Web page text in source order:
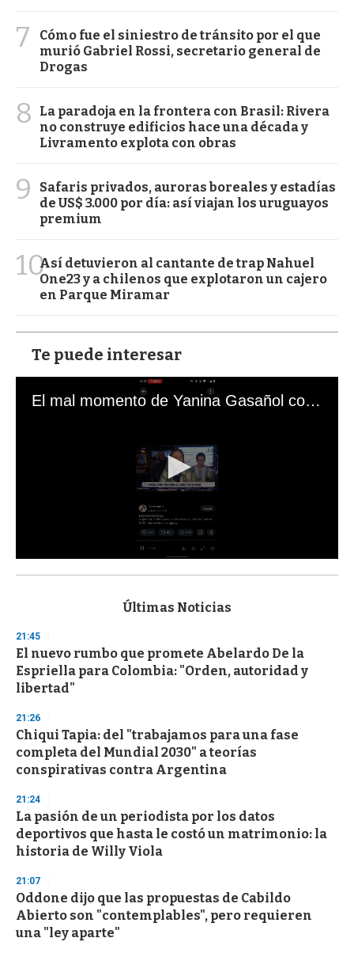
7
Cómo fue el siniestro de tránsito por el que
murió Gabriel Rossi, secretario general de
Drogas
8
La paradoja en la frontera con Brasil: Rivera
no construye edificios hace una década y
Livramento explota con obras
9
Safaris privados, auroras boreales y estadías
de US$ 3.000 por día: así viajan los uruguayos
premium
10Así detuvieron al cantante de trap Nahuel
One23 y a chilenos que explotaron un cajero
en Parque Miramar
Te puede interesar
El mal momento de Yanina Gasañol con un hincha argentino en "Subrayado"
s
d
s
o
f
3
s
e
c
o
n
Últimas Noticias
21:45
El nuevo rumbo que promete Abelardo De la
Espriella para Colombia: "Orden, autoridad y
libertad"
21:26
Chiqui Tapia: del "trabajamos para una fase
completa del Mundial 2030" a teorías
conspirativas contra Argentina
21:24
La pasión de un periodista por los datos
deportivos que hasta le costó un matrimonio: la
historia de Willy Viola
21:07
Oddone dijo que las propuestas de Cabildo
Abierto son "contemplables", pero requieren
una "ley aparte"